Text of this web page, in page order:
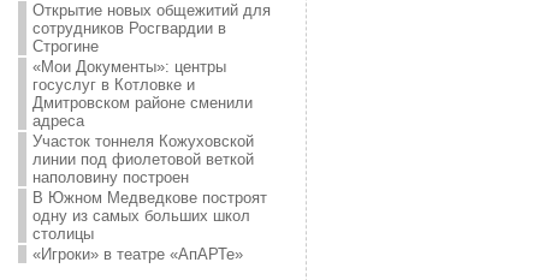
Открытие новых общежитий для
сотрудников Росгвардии в
Строгине
«Мои Документы»: центры
госуслуг в Котловке и
Дмитровском районе сменили
адреса
Участок тоннеля Кожуховской
линии под фиолетовой веткой
наполовину построен
В Южном Медведкове построят
одну из самых больших школ
столицы
«Игроки» в театре «АпАРТе»